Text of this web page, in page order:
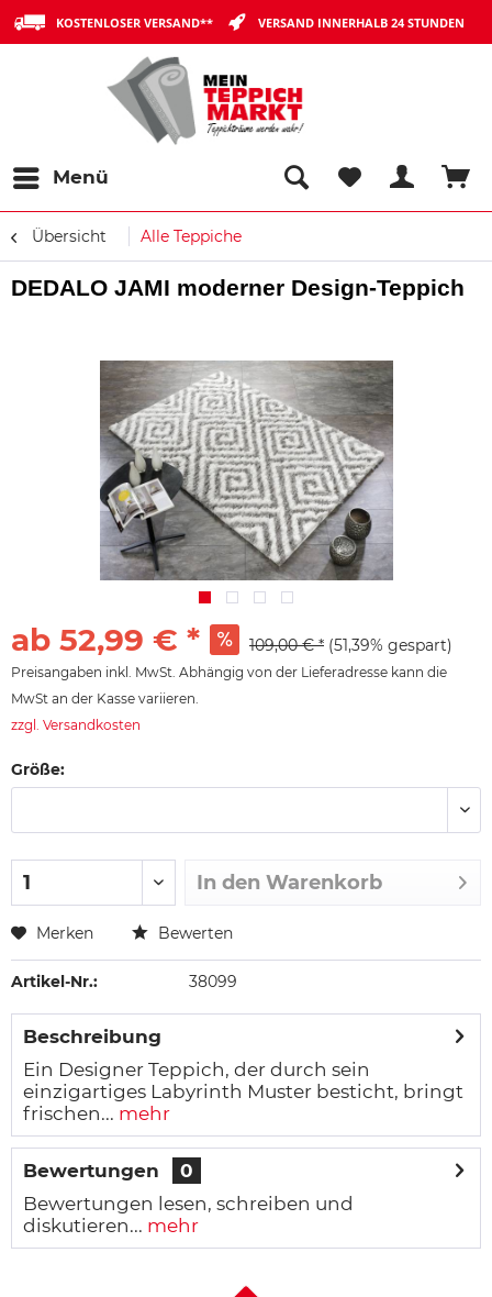
KOSTENLOSER VERSAND** VERSAND INNERHALB 24 STUNDEN
Menü
Übersicht Alle Teppiche
DEDALO JAMI moderner Design-Teppich
ab 52,99 € * 109,00 € * (51,39% gespart)
Preisangaben inkl. MwSt. Abhängig von der Lieferadresse kann die
MwSt an der Kasse variieren.
zzgl. Versandkosten
Größe:
In den Warenkorb
Merken Bewerten
Artikel-Nr.: 38099
Beschreibung
Ein Designer Teppich, der durch sein
einzigartiges Labyrinth Muster besticht, bringt
frischen... mehr
Bewertungen
0
Bewertungen lesen, schreiben und
diskutieren... mehr